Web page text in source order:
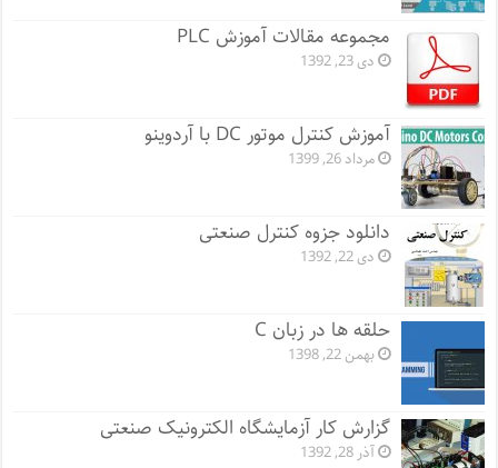
مجموعه مقالات آموزش PLC
دی 23, 1392
آموزش کنترل موتور DC با آردوینو
مرداد 26, 1399
دانلود جزوه کنترل صنعتی
دی 22, 1392
حلقه ها در زبان C
بهمن 22, 1398
گزارش کار آزمایشگاه الکترونیک صنعتی
آذر 28, 1392